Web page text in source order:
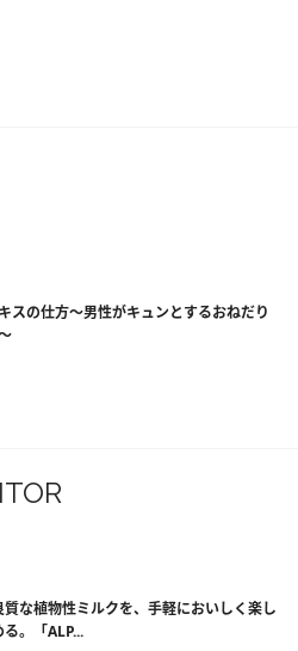
スの仕方～男性がキュンとするおねだり
質な植物性ミルクを、手軽においしく楽し
る。「ALP...